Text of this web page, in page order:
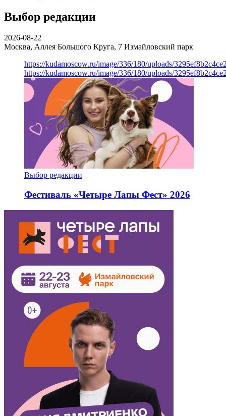
Выбор редакции
2026-08-22
Москва, Аллея Большого Круга, 7 Измайловский парк
https://kudamoscow.ru/image/336/180/uploads/
https://kudamoscow.ru/image/336/180/uploads/
Выбор редакции
Фестиваль «Четыре Лапы Фест» 2026